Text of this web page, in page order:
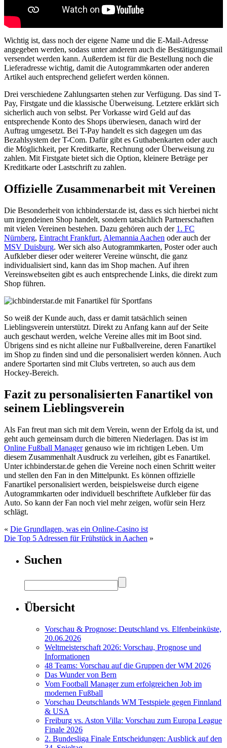
Wichtig ist, dass noch der eigene Name und die E-Mail-Adresse
angegeben werden, sodass unter anderem auch die Bestätigungsmail
versendet werden kann. Außerdem ist für die Bestellung noch die
Lieferadresse wichtig, damit die Autogrammkarten oder anderen
Artikel auch entsprechend geliefert werden können.
Drei verschiedene Zahlungsarten stehen zur Verfügung. Das sind T-
Pay, Firstgate und die klassische Überweisung. Letztere erklärt sich
sicherlich auch von selbst. Per Vorkasse wird Geld auf das
entsprechende Konto des Shops überwiesen, danach wird der
Auftrag umgesetzt. Bei T-Pay handelt es sich dagegen um das
Bezahlsystem der T-Com. Dafür gibt es Guthabenkarten oder auch
die Möglichkeit, per Kreditkarte, Rechnung oder Überweisung zu
zahlen. Mit Firstgate bietet sich die Option, kleinere Beträge per
Kreditkarte oder Lastschrift zu zahlen.
Offizielle Zusammenarbeit mit Vereinen
Die Besonderheit von ichbinderstar.de ist, dass es sich hierbei nicht
um irgendeinen Shop handelt, sondern tatsächlich Partnerschaften
mit vielen Vereinen bestehen. Dazu gehören auch der 1. FC
Nürnberg, Eintracht Frankfurt, Alemannia Aachen oder auch der
MSV Duisburg. Wer sich also Autogrammkarten, Poster oder auch
Aufkleber dieser oder weiterer Vereine wünscht, die ganz
individualisiert sind, kann das im Shop machen. Auf ihren
Vereinswebseiten gibt es auch entsprechende Links, die direkt zum
Shop führen.
So weiß der Kunde auch, dass er damit tatsächlich seinen
Lieblingsverein unterstützt. Direkt zu Anfang kann auf der Seite
auch geschaut werden, welche Vereine alles mit im Boot sind.
Übrigens sind es nicht alleine nur Fußballvereine, deren Fanartikel
im Shop zu finden sind und die personalisiert werden können. Auch
andere Sportarten sind mit Clubs vertreten, so auch aus dem
Hockey-Bereich.
Fazit zu personalisierten Fanartikel von
seinem Lieblingsverein
Als Fan freut man sich mit dem Verein, wenn der Erfolg da ist, und
geht auch gemeinsam durch die bitteren Niederlagen. Das ist im
Online Fußball Managergenauso wie im richtigen Leben. Um
diesem Zusammenhalt Ausdruck zu verleihen, gibt es Fanartikel.
Unter ichbinderstar.de gehen die Vereine noch einen Schritt weiter
und stellen den Fan in den Mittelpunkt. Es können offizielle
Fanartikel personalisiert werden, beispielsweise durch eigene
Autogrammkarten oder individuell beschriftete Aufkleber für das
Auto. So kann der Fan noch viel mehr zeigen, wofür sein Herz
schlägt.
« Die Grundlagen, was ein Online-Casino ist
Die Top 5 Adressen für Frühstück in Aachen »
Suchen
Übersicht
Vorschau & Prognose: Deutschland vs. Elfenbeinküste,
20.06.2026
Weltmeisterschaft 2026: Vorschau, Prognose und
Informationen
48 Teams: Vorschau auf die Gruppen der WM 2026
Das Wunder von Bern
Vom Football Manager zum erfolgreichen Job im
modernen Fußball
Vorschau Deutschlands WM Testspiele gegen Finnland
& USA
Freiburg vs. Aston Villa: Vorschau zum Europa League
Finale 2026
2. Bundesliga Finale Entscheidungen: Ausblick auf den